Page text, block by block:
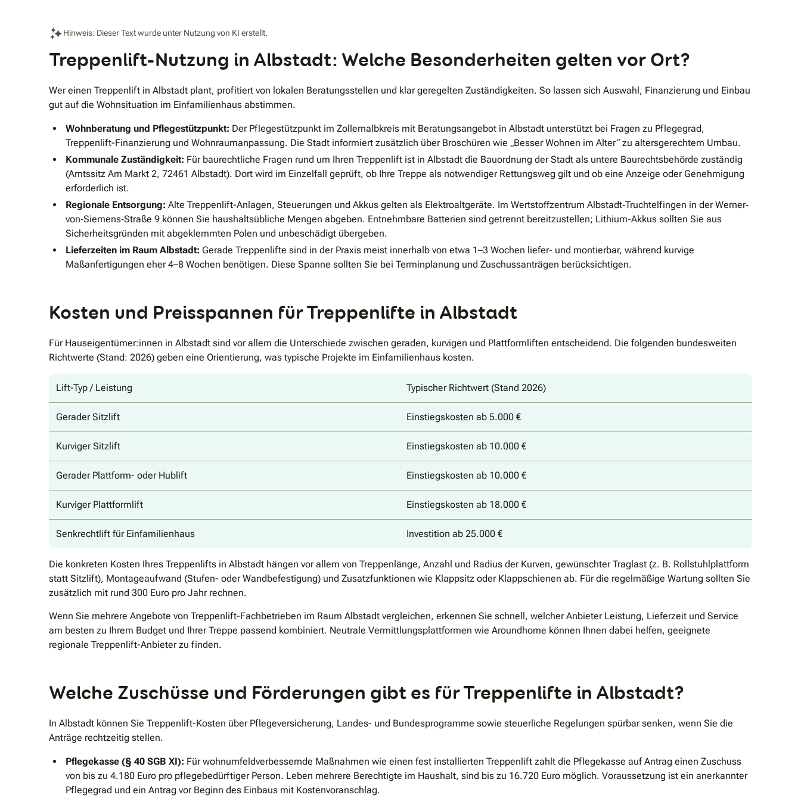
Hinweis: Dieser Text wurde unter Nutzung von KI erstellt.
Treppenlift-Nutzung in Albstadt: Welche Besonderheiten gelten vor Ort?
Wer einen Treppenlift in Albstadt plant, profitiert von lokalen Beratungsstellen und klar geregelten Zuständigkeiten. So lassen sich Auswahl, Finanzierung und Einbau
gut auf die Wohnsituation im Einfamilienhaus abstimmen.
Wohnberatung und Pflegestützpunkt: Der Pflegestützpunkt im Zollernalbkreis mit Beratungsangebot in Albstadt unterstützt bei Fragen zu Pflegegrad,
Treppenlift-Finanzierung und Wohnraumanpassung. Die Stadt informiert zusätzlich über Broschüren wie „Besser Wohnen im Alter“ zu altersgerechtem Umbau.
Kommunale Zuständigkeit: Für baurechtliche Fragen rund um Ihren Treppenlift ist in Albstadt die Bauordnung der Stadt als untere Baurechtsbehörde zuständig
(Amtssitz Am Markt 2, 72461 Albstadt). Dort wird im Einzelfall geprüft, ob Ihre Treppe als notwendiger Rettungsweg gilt und ob eine Anzeige oder Genehmigung
erforderlich ist.
Regionale Entsorgung: Alte Treppenlift-Anlagen, Steuerungen und Akkus gelten als Elektroaltgeräte. Im Wertstoffzentrum Albstadt‐Truchtelfingen in der Werner‐
von‐Siemens‐Straße 9 können Sie haushaltsübliche Mengen abgeben. Entnehmbare Batterien sind getrennt bereitzustellen; Lithium-Akkus sollten Sie aus
Sicherheitsgründen mit abgeklemmten Polen und unbeschädigt übergeben.
Lieferzeiten im Raum Albstadt: Gerade Treppenlifte sind in der Praxis meist innerhalb von etwa 1–3 Wochen liefer- und montierbar, während kurvige
Maßanfertigungen eher 4–8 Wochen benötigen. Diese Spanne sollten Sie bei Terminplanung und Zuschussanträgen berücksichtigen.
Kosten und Preisspannen für Treppenlifte in Albstadt
Für Hauseigentümer:innen in Albstadt sind vor allem die Unterschiede zwischen geraden, kurvigen und Plattformliften entscheidend. Die folgenden bundesweiten
Richtwerte (Stand: 2026) geben eine Orientierung, was typische Projekte im Einfamilienhaus kosten.
Lift-Typ / Leistung Typischer Richtwert (Stand 2026)
Gerader Sitzlift Einstiegskosten ab 5.000 €
Kurviger Sitzlift Einstiegskosten ab 10.000 €
Gerader Plattform- oder Hublift Einstiegskosten ab 10.000 €
Kurviger Plattformlift Einstiegskosten ab 18.000 €
Senkrechtlift für Einfamilienhaus Investition ab 25.000 €
Die konkreten Kosten Ihres Treppenlifts in Albstadt hängen vor allem von Treppenlänge, Anzahl und Radius der Kurven, gewünschter Traglast (z. B. Rollstuhlplattform
statt Sitzlift), Montageaufwand (Stufen- oder Wandbefestigung) und Zusatzfunktionen wie Klappsitz oder Klappschienen ab. Für die regelmäßige Wartung sollten Sie
zusätzlich mit rund 300 Euro pro Jahr rechnen.
Wenn Sie mehrere Angebote von Treppenlift-Fachbetrieben im Raum Albstadt vergleichen, erkennen Sie schnell, welcher Anbieter Leistung, Lieferzeit und Service
am besten zu Ihrem Budget und Ihrer Treppe passend kombiniert. Neutrale Vermittlungsplattformen wie Aroundhome können Ihnen dabei helfen, geeignete
regionale Treppenlift-Anbieter zu finden.
Welche Zuschüsse und Förderungen gibt es für Treppenlifte in Albstadt?
In Albstadt können Sie Treppenlift-Kosten über Pflegeversicherung, Landes- und Bundesprogramme sowie steuerliche Regelungen spürbar senken, wenn Sie die
Anträge rechtzeitig stellen.
Pflegekasse (§ 40 SGB XI): Für wohnumfeldverbessernde Maßnahmen wie einen fest installierten Treppenlift zahlt die Pflegekasse auf Antrag einen Zuschuss
von bis zu 4.180 Euro pro pflegebedürftiger Person. Leben mehrere Berechtigte im Haushalt, sind bis zu 16.720 Euro möglich. Voraussetzung ist ein anerkannter
Pflegegrad und ein Antrag vor Beginn des Einbaus mit Kostenvoranschlag.